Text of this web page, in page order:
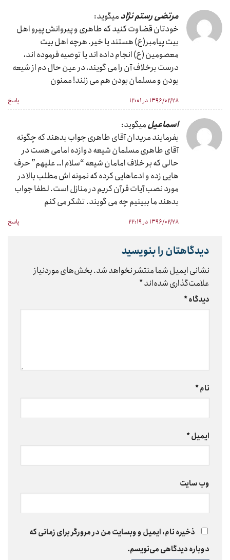
مرتضی رستم نژادمیگوید:
خودتان قضاوت کنید که طاهری و پیروانش پیرو اهل
بیت پیامبر(ع) هستند یا خیر. هرچه اهل بیت
معصومین (ع) انجام داده اند یا توصیه فرموده اند،
درست برخلاف آن را می گویند، در عین حال دم از شیعه
بودن و مسلمان بودن هم می زنند! ممنون
۱۳۹۶/۰۲/۲۸ در ۱۲:۰۱ پاسخ
اسماعیلمیگوید:
بفرمایند مریدان آقای طاهری جواب بدهند که چگونه
آقای طاهری مسلمان شیعه دوازده امامی هست در
حالی که بر خلاف امامان شیعه “سلام ا… علیهم” حرف
هایی زده و ادعاهایی کرده که نمونه اش مطلب بالا در
مورد نصب آیات قرآن کریم در منازل است. لطفا جواب
بدهند ما ببینیم چه می گویند. تشکر می کنم
۱۳۹۶/۰۲/۲۸ در ۲۲:۱۹ پاسخ
دیدگاهتان را بنویسید
نشانی ایمیل شما منتشر نخواهد شد.بخش‌های موردنیاز
علامت‌گذاری شده‌اند*
دیدگاه*
نام*
ایمیل*
وب‌ سایت
ذخیره نام، ایمیل و وبسایت من در مرورگر برای زمانی که
دوباره دیدگاهی می‌نویسم.